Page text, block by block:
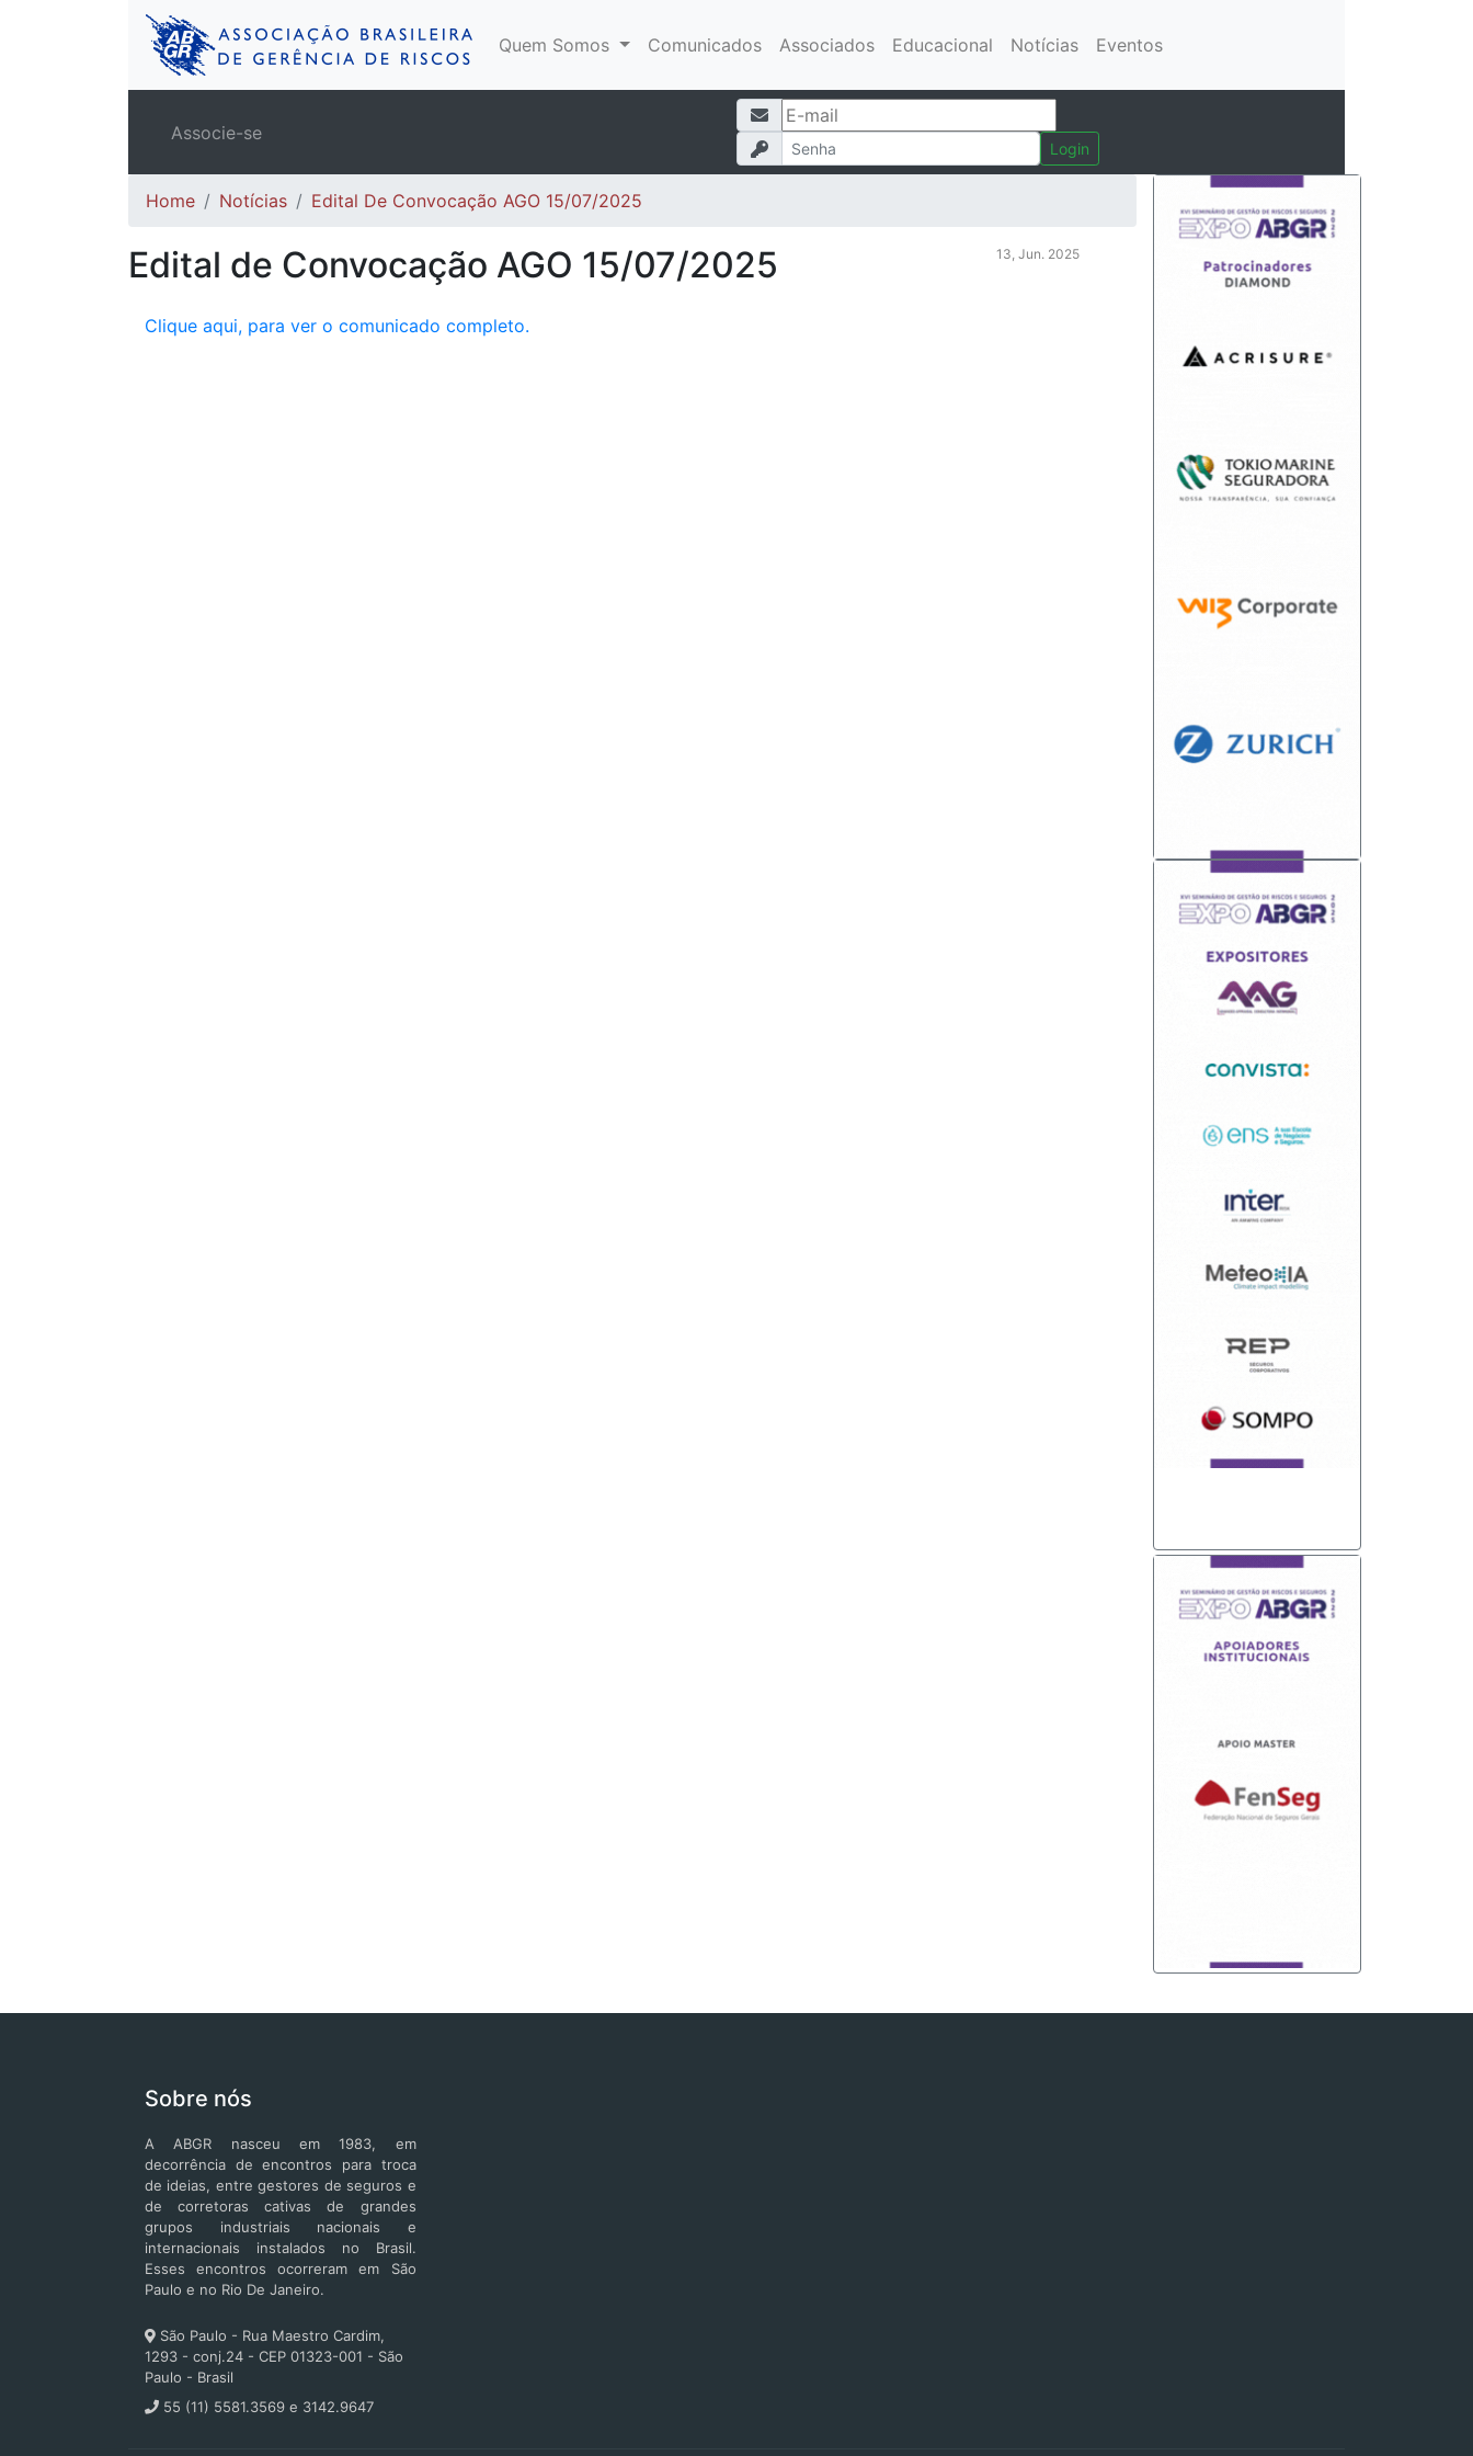
Quem Somos Comunicados Associados Educacional Notícias Eventos
Associe-se
Login
Home Notícias Edital De Convocação AGO 15/07/2025
Edital de Convocação AGO 15/07/2025 13, Jun. 2025
Clique aqui, para ver o comunicado completo.
Sobre nós
A ABGR nasceu em 1983, em
decorrência de encontros para troca
de ideias, entre gestores de seguros e
de corretoras cativas de grandes
grupos industriais nacionais e
internacionais instalados no Brasil.
Esses encontros ocorreram em São
Paulo e no Rio De Janeiro.
São Paulo - Rua Maestro Cardim,
1293 - conj.24 - CEP 01323-001 - São
Paulo - Brasil
55 (11) 5581.3569 e 3142.9647